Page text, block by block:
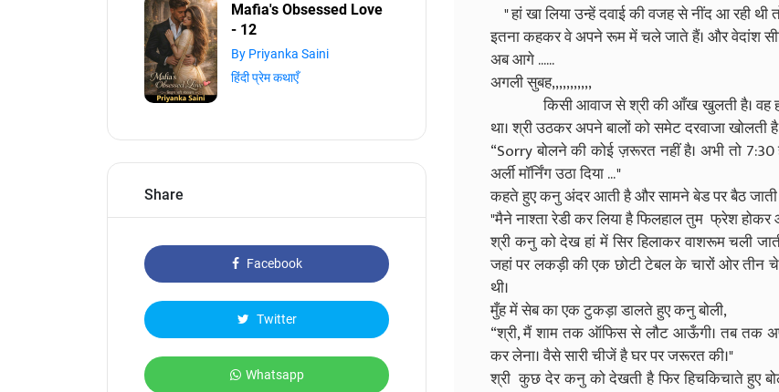
Mafia's Obsessed Love
- 12
By Priyanka Saini
हिंदी प्रेम कथाएँ
Share
Facebook
Twitter
Whatsapp
" हां खा लिया उन्हें दवाई की वजह से नींद आ रही थी
इतना कहकर वे अपने रूम में चले जाते हैं। और वेदांश
अब आगे ......
अगली सुबह,,,,,,,,,,,
किसी आवाज से श्री की आँख खुलती है। वह
था। श्री उठकर अपने बालों को समेट दरवाजा खोलती
“Sorry बोलने की कोई ज़रूरत नहीं है। अभी तो
अर्ली मॉर्निंग उठा दिया ... "
कहते हुए कनु अंदर आती है और सामने बेड पर बैठ जाती
"मैने नाश्ता रेडी कर लिया है फिलहाल तुम फ्रेश
श्री कनु को देख हां में सिर हिलाकर वाशरूम चली
जहां पर लकड़ी की एक छोटी टेबल के चारों ओर तीन
थी।
मुँह में सेब का एक टुकड़ा डालते हुए कनु बोली,
“श्री, मैं शाम तक ऑफिस से लौट आऊँगी। तब तक
कर लेना। वैसे सारी चीजें है घर पर जरूरत की।"
श्री कुछ देर कनु को देखती है फिर हिचकिचाते हुए